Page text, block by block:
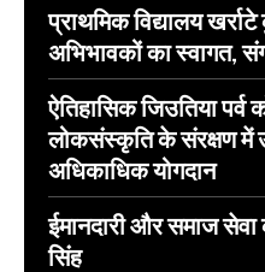
प्राथमिक विद्यालय
अभिभावकों का स्वागत,
ऐतिहासिक जिउतिया पर्व
लोकसंस्कृति के संरक्षण में
अधिकाधिक योगदान
ईमानदारी और समाज
सिंह